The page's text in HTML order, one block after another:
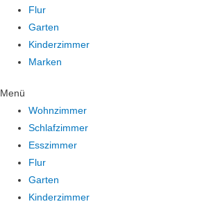
Flur
Garten
Kinderzimmer
Marken
Menü
Wohnzimmer
Schlafzimmer
Esszimmer
Flur
Garten
Kinderzimmer